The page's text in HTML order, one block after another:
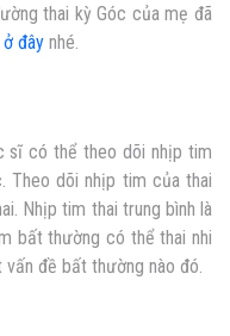
thai kỳ Góc của mẹ đã
ở đây nhé.
sĩ có thể theo dõi nhịp tim
Theo dõi nhịp tim của thai
Nhịp tim thai trung bình là
bất thường có thể thai nhi
đề bất thường nào đó.